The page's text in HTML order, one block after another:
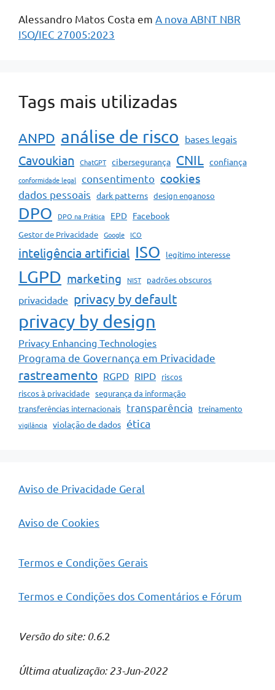
Alessandro Matos Costa em A nova ABNT NBR
ISO/IEC 27005:2023
Tags mais utilizadas
ANPD análise de risco bases legais
Cavoukian ChatGPT cibersegurança CNIL confiança
conformidade legal consentimento cookies
dados pessoais dark patterns design enganoso
DPO DPO na Prática EPD Facebook
Gestor de Privacidade Google ICO
inteligência artificial ISO legítimo interesse
LGPD marketing NIST padrões obscuros
privacidade privacy by default
privacy by design
Privacy Enhancing Technologies
Programa de Governança em Privacidade
rastreamento RGPD RIPD riscos
riscos à privacidade segurança da informação
transferências internacionais transparência treinamento
vigilância violação de dados ética
Aviso de Privacidade Geral
Aviso de Cookies
Termos e Condições Gerais
Termos e Condições dos Comentários e Fórum
Versão do site: 0.6.2
Última atualização: 23-Jun-2022